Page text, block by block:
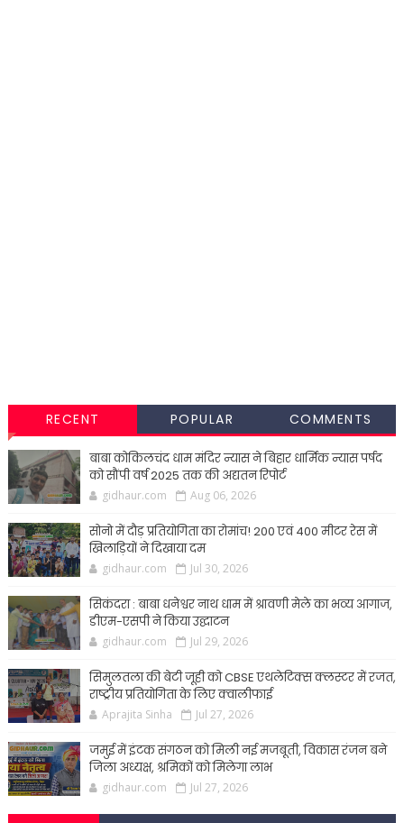
RECENT POPULAR COMMENTS
बाबा कोकिलचंद धाम मंदिर न्यास ने बिहार धार्मिक न्यास पर्षद
को सौंपी वर्ष 2025 तक की अद्यतन रिपोर्ट
gidhaur.com Aug 06, 2026
सोनो में दौड़ प्रतियोगिता का रोमांच! 200 एवं 400 मीटर रेस में
खिलाड़ियों ने दिखाया दम
gidhaur.com Jul 30, 2026
सिकंदरा : बाबा धनेश्वर नाथ धाम में श्रावणी मेले का भव्य आगाज,
डीएम-एसपी ने किया उद्घाटन
gidhaur.com Jul 29, 2026
सिमुलतला की बेटी जूही को CBSE एथलेटिक्स क्लस्टर में रजत,
राष्ट्रीय प्रतियोगिता के लिए क्वालीफाई
Aprajita Sinha Jul 27, 2026
जमुई में इंटक संगठन को मिली नई मजबूती, विकास रंजन बने
जिला अध्यक्ष, श्रमिकों को मिलेगा लाभ
gidhaur.com Jul 27, 2026